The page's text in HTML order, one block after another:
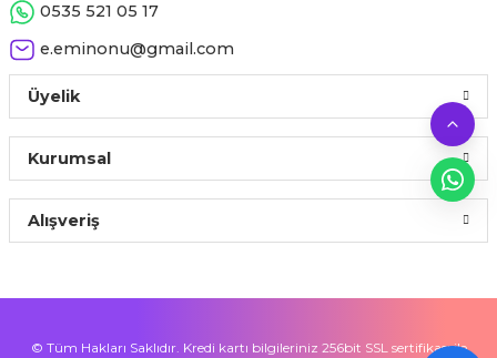
0535 521 05 17
e.eminonu@gmail.com
Üyelik
Kurumsal
Alışveriş
© Tüm Hakları Saklıdır. Kredi kartı bilgileriniz 256bit SSL sertifikası ile